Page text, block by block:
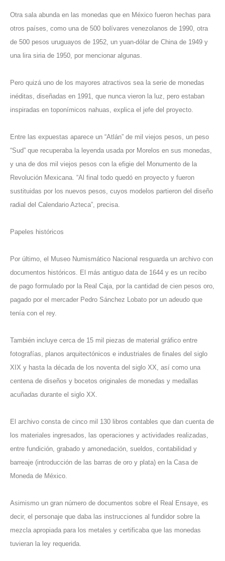
Otra sala abunda en las monedas que en México fueron hechas para
otros países, como una de 500 bolívares venezolanos de 1990, otra
de 500 pesos uruguayos de 1952, un yuan-dólar de China de 1949 y
una lira siria de 1950, por mencionar algunas.
Pero quizá uno de los mayores atractivos sea la serie de monedas
inéditas, diseñadas en 1991, que nunca vieron la luz, pero estaban
inspiradas en toponímicos nahuas, explica el jefe del proyecto.
Entre las expuestas aparece un “Atlán” de mil viejos pesos, un peso
“Sud” que recuperaba la leyenda usada por Morelos en sus monedas,
y una de dos mil viejos pesos con la efigie del Monumento de la
Revolución Mexicana. “Al final todo quedó en proyecto y fueron
sustituidas por los nuevos pesos, cuyos modelos partieron del diseño
radial del Calendario Azteca”, precisa.
Papeles históricos
Por último, el Museo Numismático Nacional resguarda un archivo con
documentos históricos. El más antiguo data de 1644 y es un recibo
de pago formulado por la Real Caja, por la cantidad de cien pesos oro,
pagado por el mercader Pedro Sánchez Lobato por un adeudo que
tenía con el rey.
También incluye cerca de 15 mil piezas de material gráfico entre
fotografías, planos arquitectónicos e industriales de finales del siglo
XIX y hasta la década de los noventa del siglo XX, así como una
centena de diseños y bocetos originales de monedas y medallas
acuñadas durante el siglo XX.
El archivo consta de cinco mil 130 libros contables que dan cuenta de
los materiales ingresados, las operaciones y actividades realizadas,
entre fundición, grabado y amonedación, sueldos, contabilidad y
barreaje (introducción de las barras de oro y plata) en la Casa de
Moneda de México.
Asimismo un gran número de documentos sobre el Real Ensaye, es
decir, el personaje que daba las instrucciones al fundidor sobre la
mezcla apropiada para los metales y certificaba que las monedas
tuvieran la ley requerida.